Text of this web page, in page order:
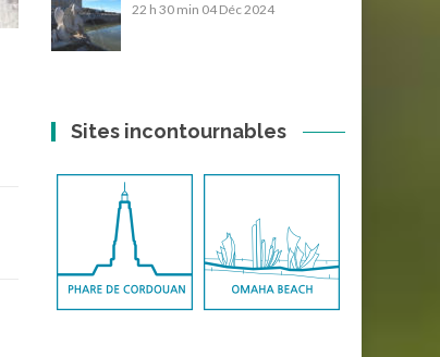
22 h 30 min 04 Déc 2024
Sites incontournables